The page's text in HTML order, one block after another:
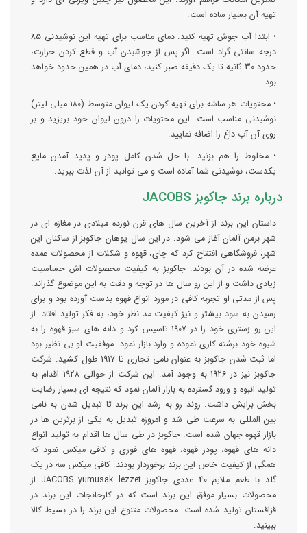
تهیه آن بسیار ساده است.
• ابتدا آب جوش تهیه کنید. دمای مناسب برای تهیه این نوشیدنی 85
درجه سانتی گراد است. اگر پس از جوشیدن آب و قطع کردن حرارت،
حدود 30 ثانیه تا یک دقیقه صبر کنید، دمای آب در همین حدود خواهد
بود.
• محتویات هر ساشه برای تهیه کردن یک لیوان متوسط (180 میلی لیتر)
نوشیدنی مناسب است. این محتویات را درون لیوان خود بریزید و بر
روی آن آب داغ را اضافه نمایید.
• مخلوط را هم بزنید. با حل شدن کامل پودر و پدید آمدن مایع
یکدست، نوشیدنی شما آماده است و می توانید از آن لذت ببرید.
درباره برند جاکوبز JACOBS
داستان این برند از آخرین سال های قرن نوزده میلادی در مغازه ای در
شهر برمن آلمان آغاز می شود. در این سال یوهان جاکوبز از ساکنان این
شهر، فروشگاهی افتتاح کرد که چای، قهوه و شکلات از محصولات عمده
عرضه شده در آن بودند. جاکوبز به کیفیت محصولات اش حساسیت
زیادی داشت و از این رو سال ها در توجه و دقت به این موضوع گذراند.
پس از مدتی او تجربه کافی در مورد انواع قهوه بدست آورده بود و برای
رسیدن به سود بیشتر و نیز کیفیت مد نظر خود، به فکر تولید افتاد. از
این رو رُستری خود را در 1907 تاسیس کرد و دانه های سبز قهوه را به
شیوه خود برشته کاری نموده و وارد بازار نمود. موفقیت او بی نظیر بود
اما ثبت شدن جاکوبز به عنوان نامی تجاری تا 1917 طول کشید. شرکت
جاکوبز نیز در 1926 به وجود آمد. این شرکت از حوالی 1928 اقدام به
تولید انبوه و ورود گسترده به بازار آلمان نمود که نتیجه ای بسیار رضایت
بخش برایش داشت. روند رو به رشد این برند تا تبدیل شدن به نامی
بین المللی به سرعت طی شد و امروزه تبدیل به یکی از برترین ها در
بازار قهوه جهان شده است. جاکوبز در طی سال ها اقدام به تولید انواع
دانه های قهوه، پودر قهوه، قهوه های فوری و کافی میکس نمود که
همگی از کیفیت خاص این برند برخوردار بودند. کافی میکس سه در یک
گلد با طعم ملایم 40 عددی جاکوبز JACOBS yumusak lezzet از
محصولات بسیار موفق این برند است که در کارخانجات این برند در
قزاقستان تولید شده است. محصولات متنوع این برند را در بسیط کالا
ببینید.